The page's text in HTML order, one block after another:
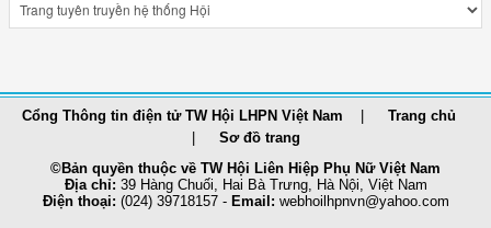
Cổng Thông tin điện tử TW Hội LHPN Việt Nam
Trang chủ
Sơ đồ trang
©Bản quyền thuộc về TW Hội Liên Hiệp Phụ Nữ Việt Nam
Địa chỉ: 39 Hàng Chuối, Hai Bà Trưng, Hà Nội, Việt Nam
Điện thoại: (024) 39718157 - Email: webhoilhpnvn@yahoo.com